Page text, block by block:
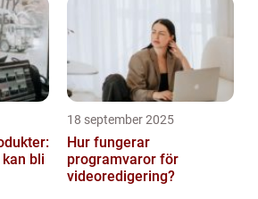
bli
18 september 2025
Hur fungerar
programvaror för
videoredigering?